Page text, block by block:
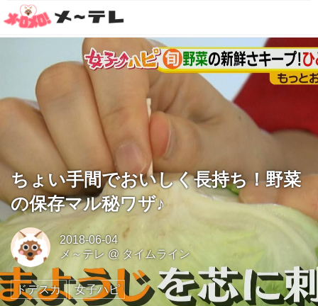
ちょい手間でおいしく長持ち！野菜
の保存マル秘ワザ♪
2018-06-04
メ～テレ @ タイムライン
ドデスカ 女子ハピ